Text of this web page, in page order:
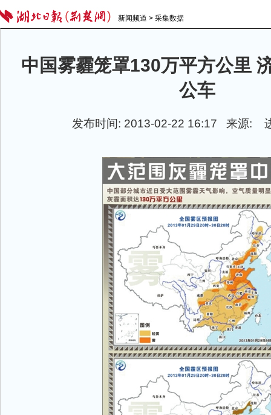
新闻频道 > 采集数据
中国雾霾笼罩130万平方公里
公车
发布时间: 2013-02-22 16:17 来源: